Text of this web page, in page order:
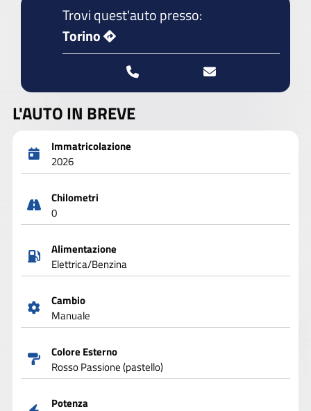
Trovi quest'auto presso:
Torino
L'AUTO IN BREVE
Immatricolazione
2026
Chilometri
0
Alimentazione
Elettrica/Benzina
Cambio
Manuale
Colore Esterno
Rosso Passione (pastello)
Potenza